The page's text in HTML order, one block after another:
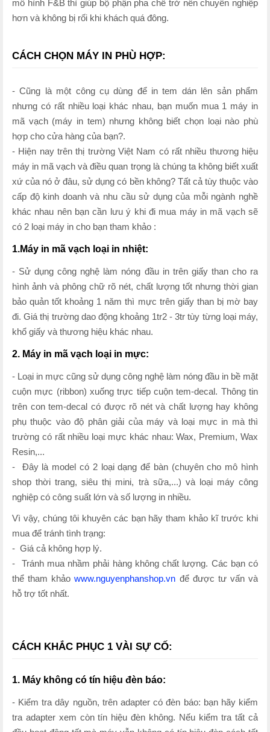
mô hình F&B thì giúp bộ phận pha chế trở nên chuyên nghiệp
hơn và không bị rối khi khách quá đông.
CÁCH CHỌN MÁY IN PHÙ HỢP:
- Cũng là một công cụ dùng để in tem dán lên sản phẩm
nhưng có rất nhiều loại khác nhau, bạn muốn mua 1 máy in
mã vạch (máy in tem) nhưng không biết chọn loại nào phù
hợp cho cửa hàng của bạn?.
- Hiện nay trên thị trường Việt Nam có rất nhiều thương hiệu
máy in mã vạch và điều quan trọng là chúng ta không biết xuất
xứ của nó ở đâu, sử dụng có bền không? Tất cả tùy thuộc vào
cấp độ kinh doanh và nhu cầu sử dụng của mỗi ngành nghề
khác nhau nên bạn cần lưu ý khi đi mua máy in mã vạch sẽ
có 2 loại máy in cho bạn tham khảo :
1.Máy in mã vạch loại in nhiệt:
- Sử dụng công nghệ làm nóng đầu in trên giấy than cho ra
hình ảnh và phông chữ rõ nét, chất lượng tốt nhưng thời gian
bảo quản tốt khoảng 1 năm thì mực trên giấy than bị mờ bay
đi. Giá thị trường dao động khoảng 1tr2 - 3tr tùy từng loại máy,
khổ giấy và thương hiệu khác nhau.
2. Máy in mã vạch loại in mực:
- Loại in mực cũng sử dụng công nghệ làm nóng đầu in bề mặt
cuộn mực (ribbon) xuống trực tiếp cuộn tem-decal. Thông tin
trên con tem-decal có được rõ nét và chất lượng hay không
phụ thuộc vào độ phân giải của máy và loại mực in mà thì
trường có rất nhiều loại mực khác nhau: Wax, Premium, Wax
Resin,...
- Đây là model có 2 loại dạng để bàn (chuyên cho mô hình
shop thời trang, siêu thị mini, trà sữa,...) và loại máy công
nghiệp có công suất lớn và số lượng in nhiều.
Vì vậy, chúng tôi khuyên các bạn hãy tham khảo kĩ trước khi
mua để tránh tình trạng:
- Giá cả không hợp lý.
- Tránh mua nhầm phải hàng không chất lượng. Các bạn có
thể tham khảowww.nguyenphanshop.vn để được tư vấn và
hỗ trợ tốt nhất.
CÁCH KHẮC PHỤC 1 VÀI SỰ CỐ:
1. Máy không có tín hiệu đèn báo:
- Kiểm tra dây nguồn, trên adapter có đèn báo: bạn hãy kiểm
tra adapter xem còn tín hiệu đèn không. Nếu kiểm tra tất cả